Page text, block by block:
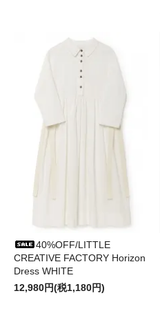
40%OFF/LITTLE
CREATIVE FACTORY Horizon
Dress WHITE
12,980円(税1,180円)